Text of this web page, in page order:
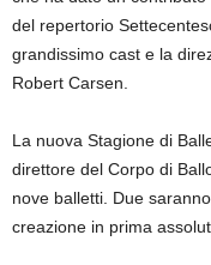
del repertorio
grandissimo cast e la
Robert Carsen.
La nuova Stagione di
direttore del Corpo di
nove balletti. Due
creazione in prima